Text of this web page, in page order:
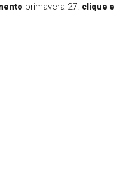
primavera 27. clique e